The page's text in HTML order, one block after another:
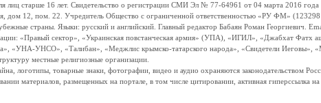
старше 16 лет. Свидетельство о регистрации СМИ Эл № 77-64961 от 04 марта 2016
дом 12, пом. 22. Учредитель Общество с ограниченной ответственностью «РУ ФМ»
страны. Языки: русский и английский. Главный редактор Бабаян Роман
«Правый сектор», «Украинская повстанческая армия» (УПА), «ИГИЛ», «Джабхат
«УНА-УНСО», «Талибан», «Меджлис крымско-татарского народа», «Свидетели Иеговы»,
местные религиозные организации.
логотипы, товарные знаки, фотографии, видео и аудио охраняются законодательством
материалов, размещенных на портале, в том числе цитировании, активная гиперссылка